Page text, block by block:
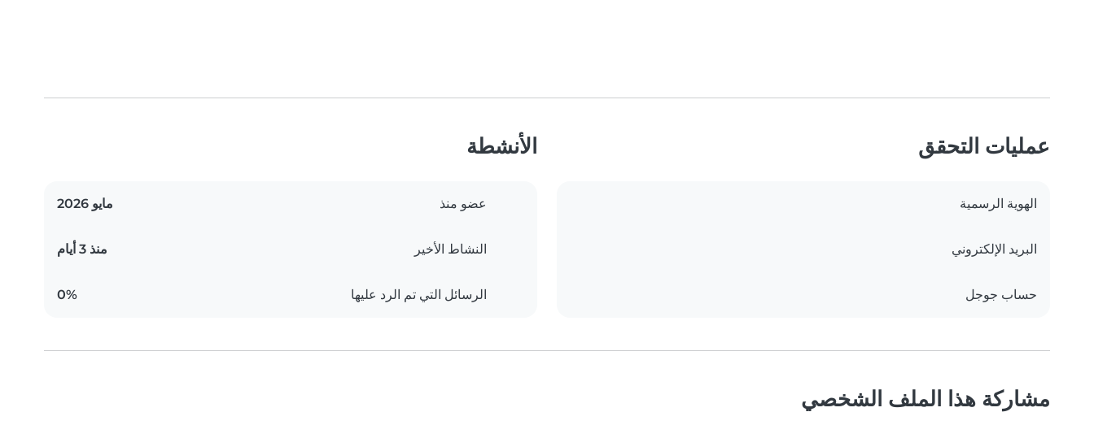
عمليات التحقق
الهوية الرسمية
البريد الإلكتروني
حساب جوجل
الأنشطة
عضو منذ مايو 2026
النشاط الأخير منذ 3 أيام
الرسائل التي تم الرد عليها 0%
مشاركة هذا الملف الشخصي